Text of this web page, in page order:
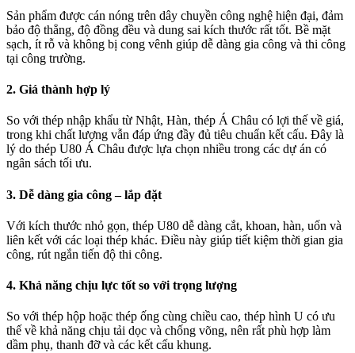
Sản phẩm được cán nóng trên dây chuyền công nghệ hiện đại, đảm
bảo độ thẳng, độ đồng đều và dung sai kích thước rất tốt. Bề mặt
sạch, ít rỗ và không bị cong vênh giúp dễ dàng gia công và thi công
tại công trường.
2. Giá thành hợp lý
So với thép nhập khẩu từ Nhật, Hàn, thép Á Châu có lợi thế về giá,
trong khi chất lượng vẫn đáp ứng đầy đủ tiêu chuẩn kết cấu. Đây là
lý do thép U80 Á Châu được lựa chọn nhiều trong các dự án có
ngân sách tối ưu.
3. Dễ dàng gia công – lắp đặt
Với kích thước nhỏ gọn, thép U80 dễ dàng cắt, khoan, hàn, uốn và
liên kết với các loại thép khác. Điều này giúp tiết kiệm thời gian gia
công, rút ngắn tiến độ thi công.
4. Khả năng chịu lực tốt so với trọng lượng
So với thép hộp hoặc thép ống cùng chiều cao, thép hình U có ưu
thế về khả năng chịu tải dọc và chống võng, nên rất phù hợp làm
dầm phụ, thanh đỡ và các kết cấu khung.